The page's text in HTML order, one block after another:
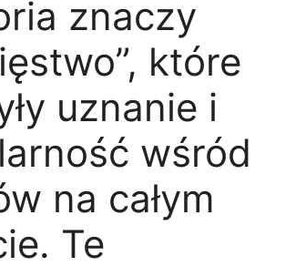
znaczy
które
uznanie i
wśród
na całym
Te